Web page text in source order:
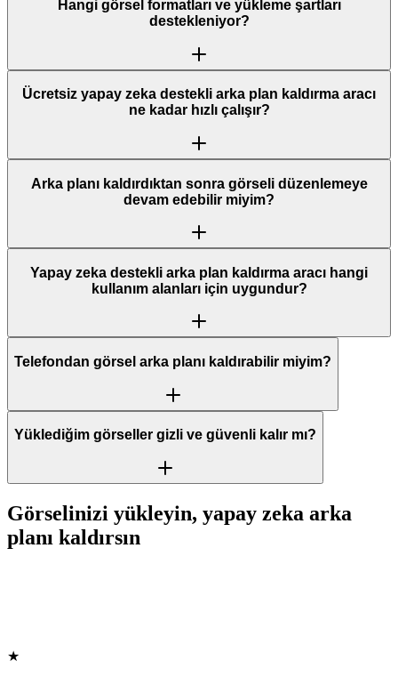
Hangi görsel formatları ve yükleme şartları
destekleniyor?
Ücretsiz yapay zeka destekli arka plan kaldırma aracı
ne kadar hızlı çalışır?
Arka planı kaldırdıktan sonra görseli düzenlemeye
devam edebilir miyim?
Yapay zeka destekli arka plan kaldırma aracı hangi
kullanım alanları için uygundur?
Telefondan görsel arka planı kaldırabilir miyim?
Yüklediğim görseller gizli ve güvenli kalır mı?
Görselinizi yükleyin, yapay zeka arka
planı kaldırsın
★